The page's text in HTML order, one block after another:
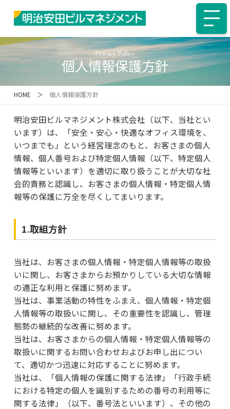
Privacy Policy
個人情報保護方針
HOME ＞ 個人情報保護方針
明治安田ビルマネジメント株式会社（以下、当社とい
います）は、「安全・安心・快適なオフィス環境を、
いつまでも」という経営理念のもと、お客さまの個人
情報、個人番号および特定個人情報（以下、特定個人
情報等といいます）を適切に取り扱うことが大切な社
会的責務と認識し、お客さまの個人情報・特定個人情
報等の保護に万全を尽くしてまいります。
1.取組方針
当社は、お客さまの個人情報・特定個人情報等の取扱
いに関し、お客さまからお預かりしている大切な情報
の適正な利用と保護に努めます。
当社は、事業活動の特性をふまえ、個人情報・特定個
人情報等の取扱いに関し、その重要性を認識し、管理
態勢の継続的な改善に努めます。
当社は、お客さまからの個人情報・特定個人情報等の
取扱いに関するお問い合わせおよびお申し出につい
て、適切かつ迅速に対応することに努めます。
当社は、「個人情報の保護に関する法律」「行政手続
における特定の個人を識別するための番号の利用等に
関する法律」（以下、番号法といいます）、その他の